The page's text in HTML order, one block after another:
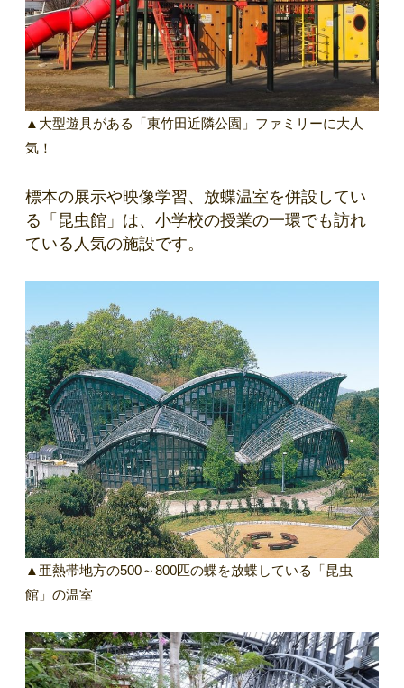
▲大型遊具がある「東竹田近隣公園」ファミリーに大人
気！
標本の展示や映像学習、放蝶温室を併設してい
る「昆虫館」は、小学校の授業の一環でも訪れ
ている人気の施設です。
▲亜熱帯地方の500～800匹の蝶を放蝶している「昆虫
館」の温室